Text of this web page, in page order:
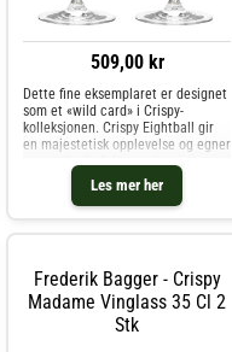
509,00 kr
Les mer her
Dette fine eksemplaret er designet
som et «wild card» i Crispy-
kolleksjonen. Crispy Eightball gir
en majestetisk opplevelse og egner
seg godt til alt hjertet begjærer.
Perfekt til den vakre desserten,
juicen eller yndlingsdrinken din.
Frederik Bagger - Crispy
Madame Vinglass 35 Cl 2
Stk